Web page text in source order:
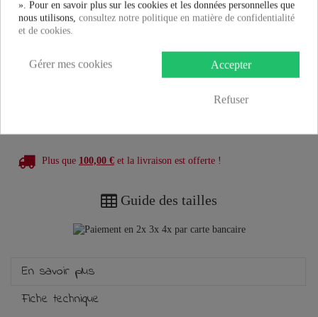
AJOUTER AU PANIER
Plus que 100,00 € et la livraison est offerte !
Guide des tailles
En savoir plus
Fiche technique
». Pour en savoir plus sur les cookies et les données personnelles que
nous utilisons, consultez notre politique en matière de confidentialité
et de cookies.
Accepter
Refuser
Gérer mes cookies